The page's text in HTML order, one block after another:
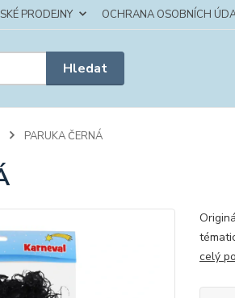
PRODEJNY OCHRANA OSOBNÍCH
Hledat
PARUKA ČERNÁ
celý